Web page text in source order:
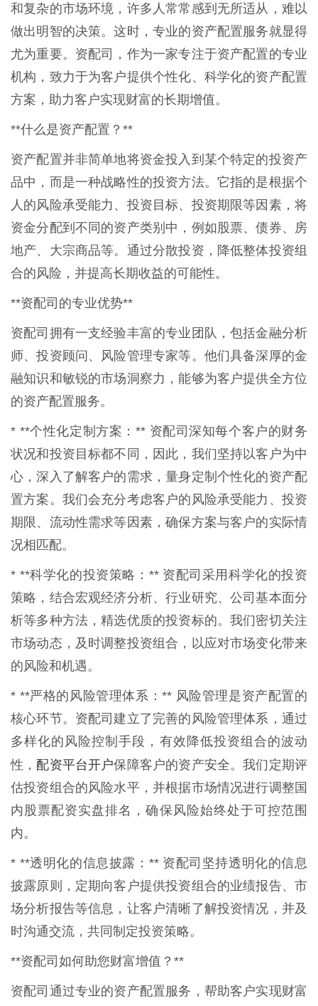
和复杂的市场环境，许多人常常感到无所适从，难以
做出明智的决策。这时，专业的资产配置服务就显得
尤为重要。资配司，作为一家专注于资产配置的专业
机构，致力于为客户提供个性化、科学化的资产配置
方案，助力客户实现财富的长期增值。
**什么是资产配置？**
资产配置并非简单地将资金投入到某个特定的投资产
品中，而是一种战略性的投资方法。它指的是根据个
人的风险承受能力、投资目标、投资期限等因素，将
资金分配到不同的资产类别中，例如股票、债券、房
地产、大宗商品等。通过分散投资，降低整体投资组
合的风险，并提高长期收益的可能性。
**资配司的专业优势**
资配司拥有一支经验丰富的专业团队，包括金融分析
师、投资顾问、风险管理专家等。他们具备深厚的金
融知识和敏锐的市场洞察力，能够为客户提供全方位
的资产配置服务。
* **个性化定制方案：** 资配司深知每个客户的财务
状况和投资目标都不同，因此，我们坚持以客户为中
心，深入了解客户的需求，量身定制个性化的资产配
置方案。我们会充分考虑客户的风险承受能力、投资
期限、流动性需求等因素，确保方案与客户的实际情
况相匹配。
* **科学化的投资策略：** 资配司采用科学化的投资
策略，结合宏观经济分析、行业研究、公司基本面分
析等多种方法，精选优质的投资标的。我们密切关注
市场动态，及时调整投资组合，以应对市场变化带来
的风险和机遇。
* **严格的风险管理体系：** 风险管理是资产配置的
核心环节。资配司建立了完善的风险管理体系，通过
多样化的风险控制手段，有效降低投资组合的波动
性，配资平台开户保障客户的资产安全。我们定期评
估投资组合的风险水平，并根据市场情况进行调整国
内股票配资实盘排名，确保风险始终处于可控范围
内。
* **透明化的信息披露：** 资配司坚持透明化的信息
披露原则，定期向客户提供投资组合的业绩报告、市
场分析报告等信息，让客户清晰了解投资情况，并及
时沟通交流，共同制定投资策略。
**资配司如何助您财富增值？**
资配司通过专业的资产配置服务，帮助客户实现财富